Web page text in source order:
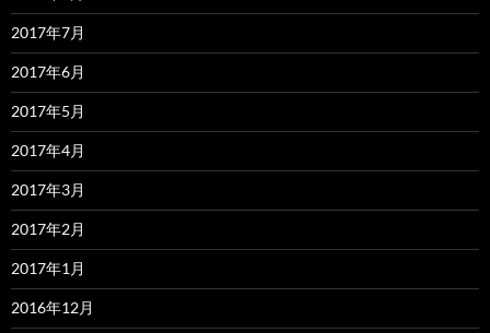
2017年7月
2017年6月
2017年5月
2017年4月
2017年3月
2017年2月
2017年1月
2016年12月